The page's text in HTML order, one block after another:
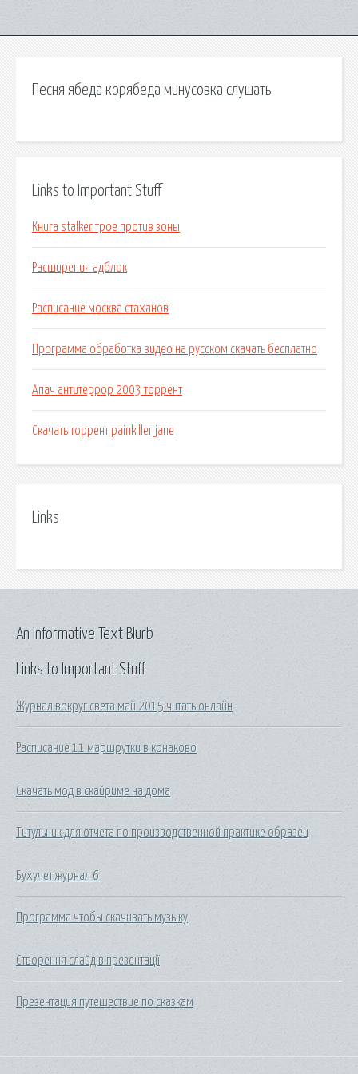
Песня ябеда корябеда минусовка слушать
Links to Important Stuff
Книга stalker трое против зоны
Расширения адблок
Расписание москва стаханов
Программа обработка видео на русском скачать бесплатно
Апач антитеррор 2003 торрент
Скачать торрент painkiller jane
Links
Links to Important Stuff
Журнал вокруг света май 2015 читать онлайн
Расписание 11 маршрутки в конаково
Скачать мод в скайриме на дома
Титульник для отчета по производственной практике образец
Бухучет журнал 6
Программа чтобы скачивать музыку
Створення слайдів презентації
Презентация путешествие по сказкам
An Informative Text Blurb